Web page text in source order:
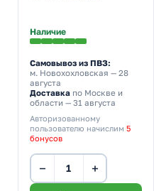
Наличие
Самовывоз из ПВЗ:
м. Новохохловская — 28
августа
Доставка по Москве и
области — 31 августа
Авторизованному
пользователю начислим 5
бонусов
− +